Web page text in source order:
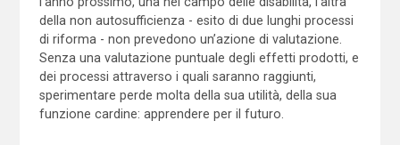
della non autosufficienza - esito di due lunghi processi
di riforma - non prevedono un’azione di valutazione.
Senza una valutazione puntuale degli effetti prodotti, e
dei processi attraverso i quali saranno raggiunti,
sperimentare perde molta della sua utilità, della sua
funzione cardine: apprendere per il futuro.